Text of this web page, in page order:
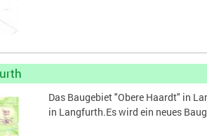
Das Baugebiet "Obere Haardt" in
in Langfurth.Es wird ein neues